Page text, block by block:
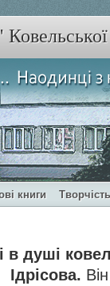
книги
в душі
Ідрісова.